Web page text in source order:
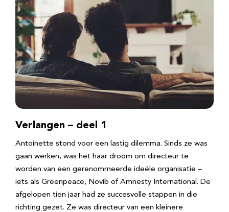
Verlangen – deel 1
Antoinette stond voor een lastig dilemma. Sinds ze was
gaan werken, was het haar droom om directeur te
worden van een gerenommeerde ideële organisatie –
iets als Greenpeace, Novib of Amnesty International. De
afgelopen tien jaar had ze succesvolle stappen in die
richting gezet. Ze was directeur van een kleinere